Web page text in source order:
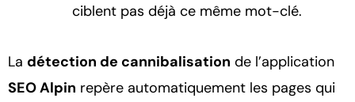
ciblent pas déjà ce même mot-clé.
La détection de cannibalisation de l’application
SEO Alpin repère automatiquement les pages qui